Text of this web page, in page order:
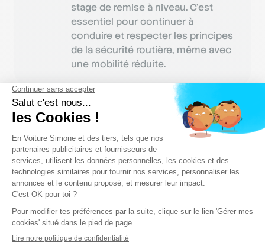
stage de remise à niveau. C’est
essentiel pour continuer à
conduire et respecter les principes
de la sécurité routière, même avec
une mobilité réduite.
Outils pour vérifier la
réputation
Avant de vous lancer dans une inscription en auto-
école, mieux vaut prendre le temps de vérifier sa
réputation grâce aux bons outils. Cela vous
permettra de choisir un établissement fiable,
performant et véritablement adapté à vos besoins
de formation.